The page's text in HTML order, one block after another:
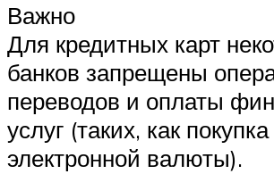
Важно
Для кредитных карт
банков запрещены
переводов и оплаты
услуг (таких, как покупка
электронной валюты).